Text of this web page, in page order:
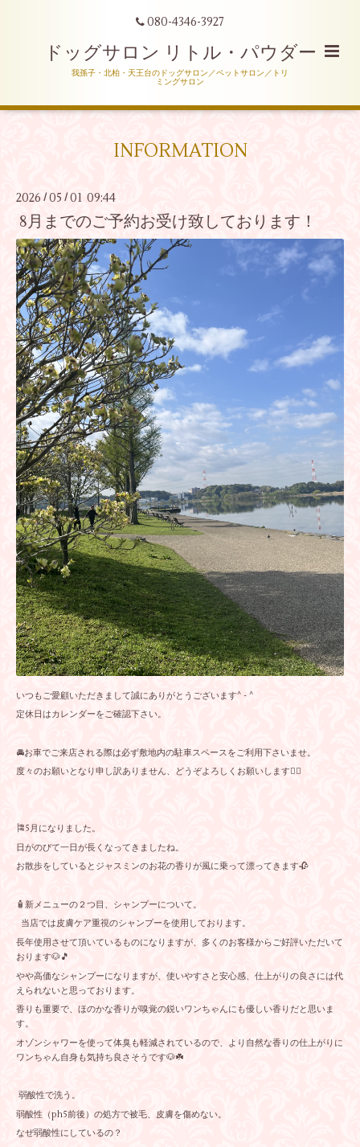
080-4346-3927
ドッグサロン リトル・パウダー
我孫子・北柏・天王台のドッグサロン／ペットサロン／トリ
ミングサロン
INFORMATION
2026 /05 /01 09:44
8月までのご予約お受け致しております！
いつもご愛顧いただきまして誠にありがとうございます^ - ^
定休日はカレンダーをご確認下さい。
🚘お車でご来店される際は必ず敷地内の駐車スペースをご利用下さいませ。
度々のお願いとなり申し訳ありません、どうぞよろしくお願いします🙇‍♀️
🎏5月になりました。
日がのびて一日が長くなってきましたね。
お散歩をしているとジャスミンのお花の香りが風に乗って漂ってきます🥀
🧴新メニューの２つ目、シャンプーについて。
当店では皮膚ケア重視のシャンプーを使用しております。
長年使用させて頂いているものになりますが、多くのお客様からご好評いただいて
おります🐶🎵
やや高価なシャンプーになりますが、使いやすさと安心感、仕上がりの良さには代
えられないと思っております。
香りも重要で、ほのかな香りが嗅覚の鋭いワンちゃんにも優しい香りだと思いま
す。
オゾンシャワーを使って体臭も軽減されているので、より自然な香りの仕上がりに
ワンちゃん自身も気持ち良さそうです🐶☘️
弱酸性で洗う。
弱酸性（ph5前後）の処方で被毛、皮膚を傷めない。
なぜ弱酸性にしているの？